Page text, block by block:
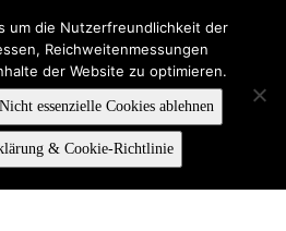
um die Nutzerfreundlichkeit der
Reichweitenmessungen
der Website zu optimieren.
Nicht essenzielle Cookies ablehnen
& Cookie-Richtlinie